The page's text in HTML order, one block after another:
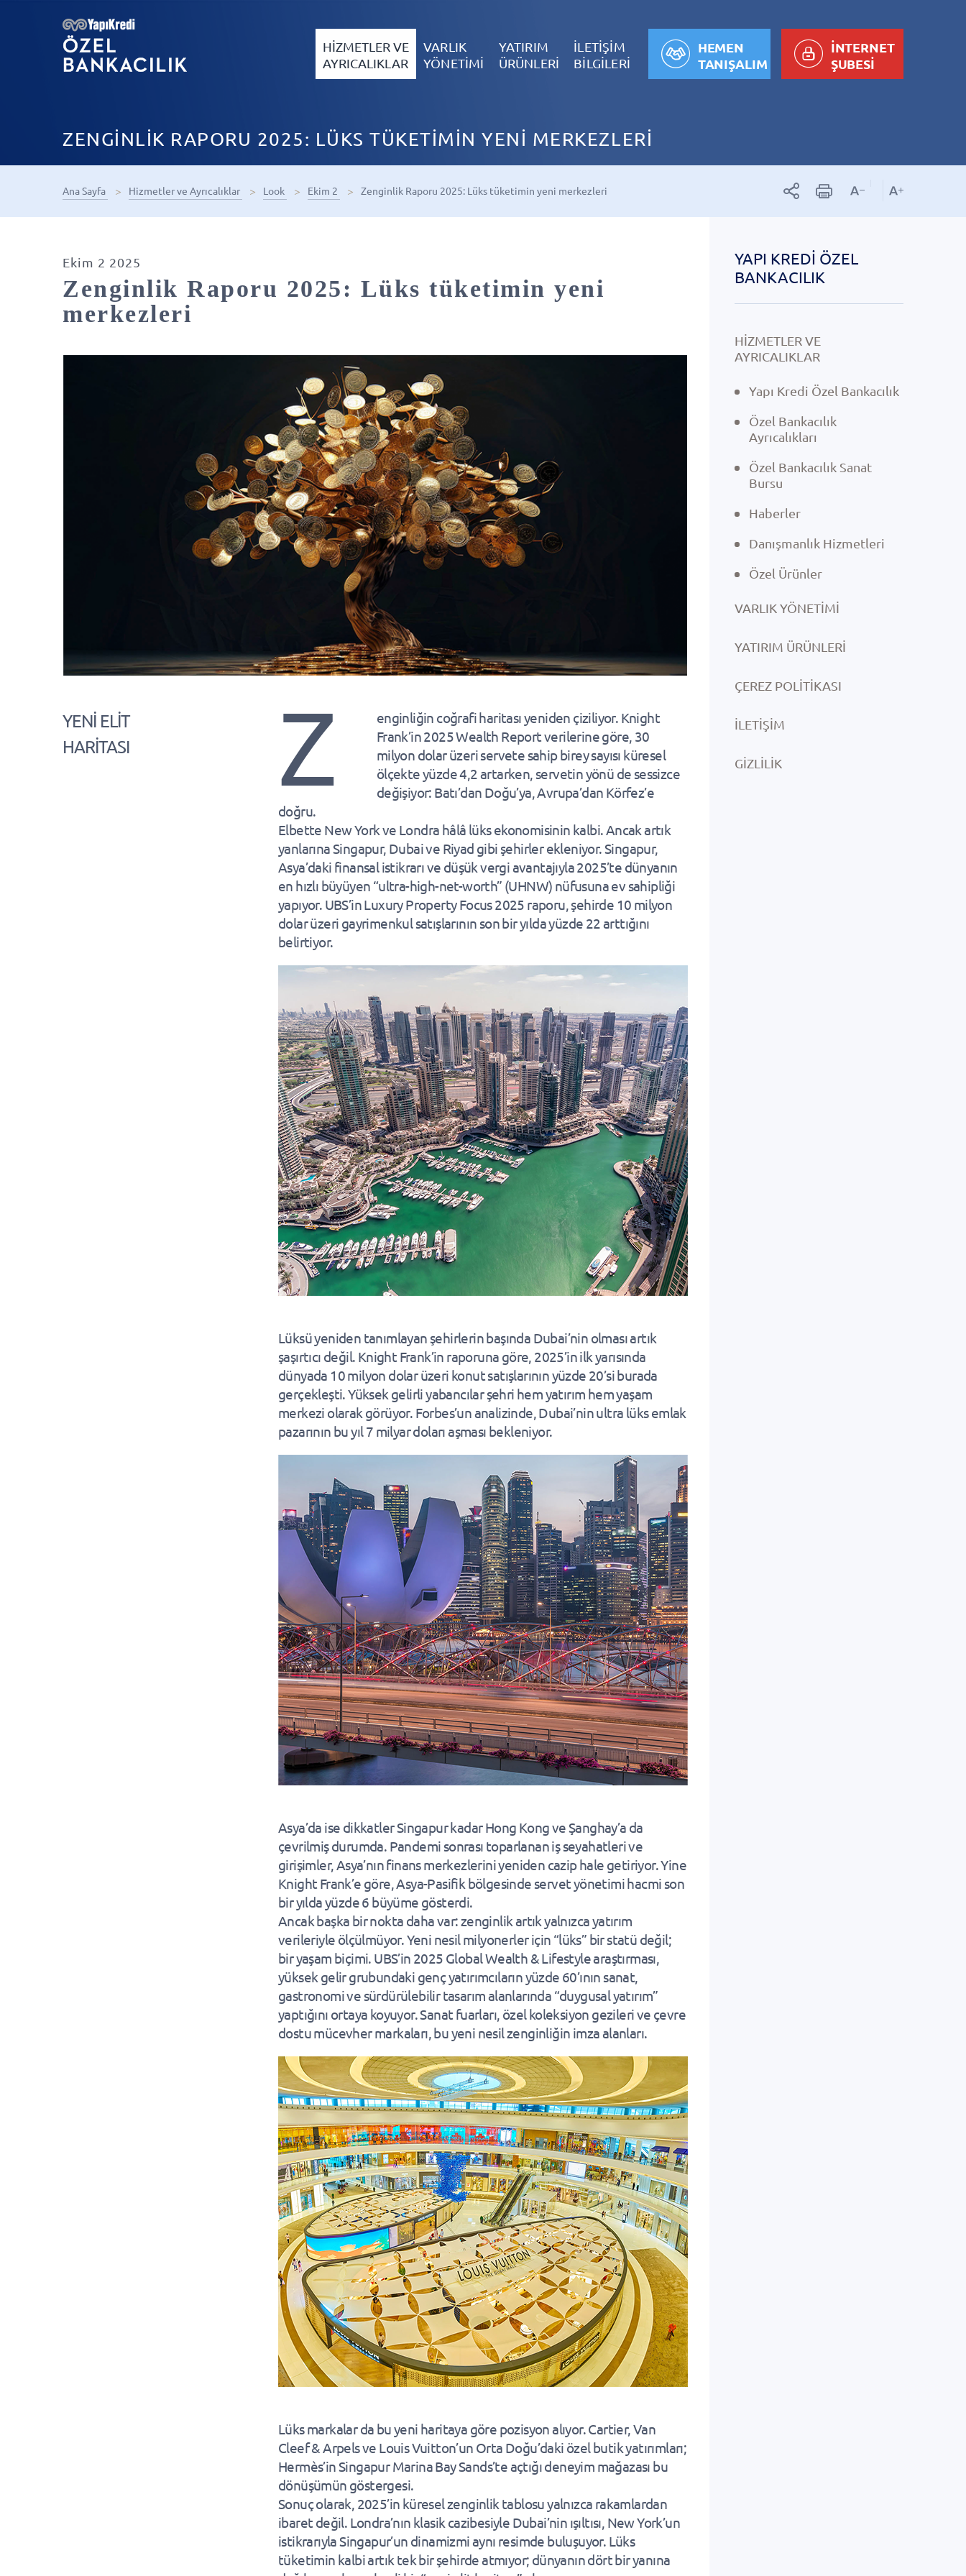
HİZMETLER VE
AYRICALIKLAR
VARLIK
YÖNETİMİ
YATIRIM
ÜRÜNLERİ
İLETİŞİM
BİLGİLERİ
İNTERNET
ŞUBESİ
HEMEN
TANIŞALIM
ZENGİNLİK RAPORU 2025: LÜKS TÜKETİMİN YENİ MERKEZLERİ
Ana Sayfa Hizmetler ve Ayrıcalıklar Look Ekim 2 Zenginlik Raporu 2025: Lüks tüketimin yeni merkezleri
Ekim 2 2025
Zenginlik Raporu 2025: Lüks tüketimin yeni
merkezleri
YENİ ELİT
HARİTASI
Z
enginliğin coğrafi haritası yeniden çiziliyor. Knight
Frank’in 2025 Wealth Report verilerine göre, 30
milyon dolar üzeri servete sahip birey sayısı küresel
ölçekte yüzde 4,2 artarken, servetin yönü de sessizce
değişiyor: Batı’dan Doğu’ya, Avrupa’dan Körfez’e
doğru.
Elbette New York ve Londra hâlâ lüks ekonomisinin kalbi. Ancak artık
yanlarına Singapur, Dubai ve Riyad gibi şehirler ekleniyor. Singapur,
Asya’daki finansal istikrarı ve düşük vergi avantajıyla 2025’te dünyanın
en hızlı büyüyen “ultra-high-net-worth” (UHNW) nüfusuna ev sahipliği
yapıyor. UBS’in Luxury Property Focus 2025 raporu, şehirde 10 milyon
dolar üzeri gayrimenkul satışlarının son bir yılda yüzde 22 arttığını
belirtiyor.
Lüksü yeniden tanımlayan şehirlerin başında Dubai’nin olması artık
şaşırtıcı değil. Knight Frank’in raporuna göre, 2025’in ilk yarısında
dünyada 10 milyon dolar üzeri konut satışlarının yüzde 20’si burada
gerçekleşti. Yüksek gelirli yabancılar şehri hem yatırım hem yaşam
merkezi olarak görüyor. Forbes’un analizinde, Dubai’nin ultra lüks emlak
pazarının bu yıl 7 milyar doları aşması bekleniyor.
Asya’da ise dikkatler Singapur kadar Hong Kong ve Şanghay’a da
çevrilmiş durumda. Pandemi sonrası toparlanan iş seyahatleri ve
girişimler, Asya’nın finans merkezlerini yeniden cazip hale getiriyor. Yine
Knight Frank’e göre, Asya-Pasifik bölgesinde servet yönetimi hacmi son
bir yılda yüzde 6 büyüme gösterdi.
Ancak başka bir nokta daha var: zenginlik artık yalnızca yatırım
verileriyle ölçülmüyor. Yeni nesil milyonerler için “lüks” bir statü değil;
bir yaşam biçimi. UBS’in 2025 Global Wealth & Lifestyle araştırması,
yüksek gelir grubundaki genç yatırımcıların yüzde 60’ının sanat,
gastronomi ve sürdürülebilir tasarım alanlarında “duygusal yatırım”
yaptığını ortaya koyuyor. Sanat fuarları, özel koleksiyon gezileri ve çevre
dostu mücevher markaları, bu yeni nesil zenginliğin imza alanları.
Lüks markalar da bu yeni haritaya göre pozisyon alıyor. Cartier, Van
Cleef & Arpels ve Louis Vuitton’un Orta Doğu’daki özel butik yatırımları;
Hermès’in Singapur Marina Bay Sands’te açtığı deneyim mağazası bu
dönüşümün göstergesi.
Sonuç olarak, 2025’in küresel zenginlik tablosu yalnızca rakamlardan
ibaret değil. Londra’nın klasik cazibesiyle Dubai’nin ışıltısı, New York’un
istikrarıyla Singapur’un dinamizmi aynı resimde buluşuyor. Lüks
tüketimin kalbi artık tek bir şehirde atmıyor; dünyanın dört bir yanına
YAPI KREDI ÖZEL
BANKACILIK
HİZMETLER VE
AYRICALIKLAR
Yapı Kredi Özel Bankacılık
Özel Bankacılık
Ayrıcalıkları
Özel Bankacılık Sanat
Bursu
Haberler
Danışmanlık Hizmetleri
Özel Ürünler
VARLIK YÖNETIMI
YATIRIM ÜRÜNLERI
ÇEREZ POLITIKASI
İLETIŞIM
GIZLILIK